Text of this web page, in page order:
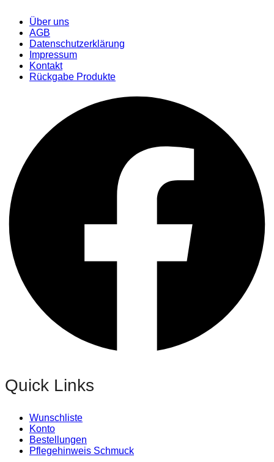
Über uns
AGB
Datenschutzerklärung
Impressum
Kontakt
Rückgabe Produkte
Quick Links
Wunschliste
Konto
Bestellungen
Pflegehinweis Schmuck